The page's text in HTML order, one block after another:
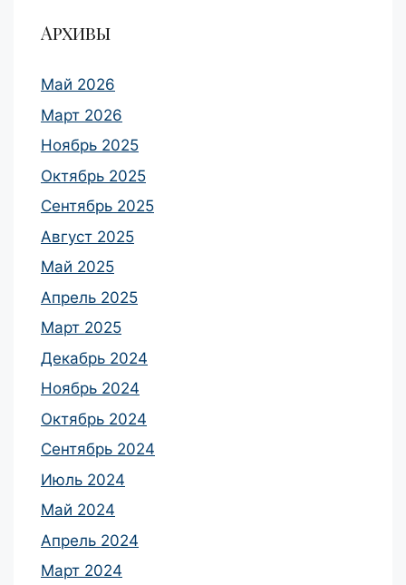
Архивы
Май 2026
Март 2026
Ноябрь 2025
Октябрь 2025
Сентябрь 2025
Август 2025
Май 2025
Апрель 2025
Март 2025
Декабрь 2024
Ноябрь 2024
Октябрь 2024
Сентябрь 2024
Июль 2024
Май 2024
Апрель 2024
Март 2024